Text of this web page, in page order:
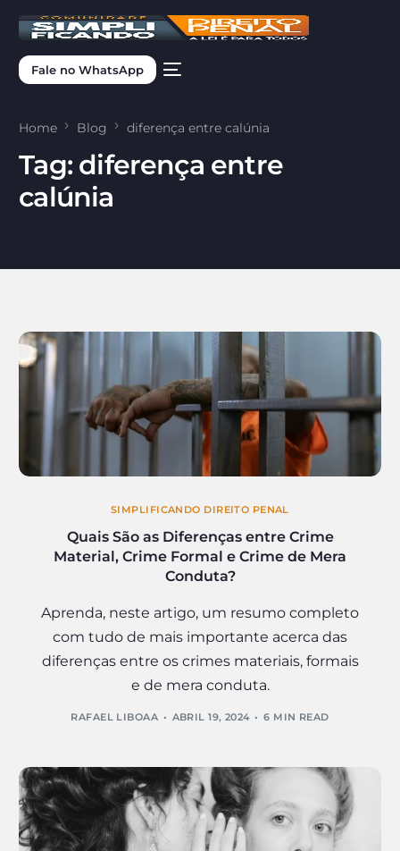
Fale no WhatsApp
Home Blog diferença entre calúnia
Tag: diferença entre
calúnia
SIMPLIFICANDO DIREITO PENAL
Quais São as Diferenças entre Crime
Material, Crime Formal e Crime de Mera
Conduta?
Aprenda, neste artigo, um resumo completo
com tudo de mais importante acerca das
diferenças entre os crimes materiais, formais
e de mera conduta.
RAFAEL LIBOAA ABRIL 19, 2024 6 MIN READ